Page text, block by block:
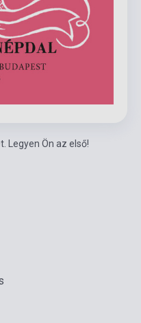
Legyen Ön az első!